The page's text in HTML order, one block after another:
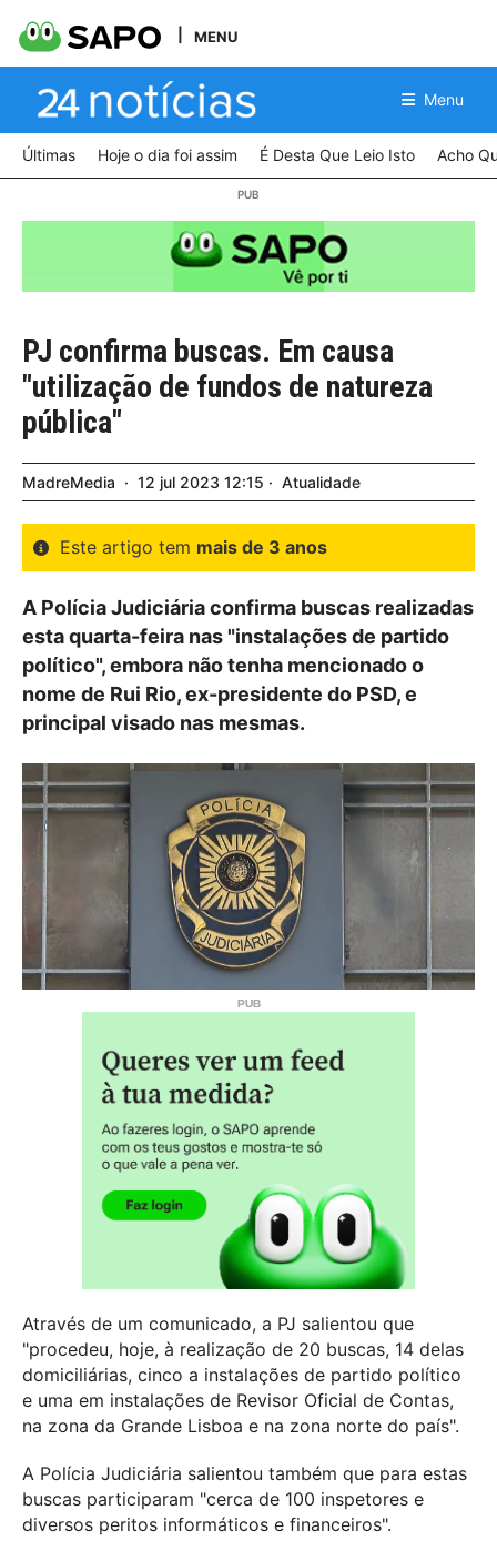
MENU
Menu
Últimas Hoje o dia foi assim É Desta Que Leio Isto Acho
PJ confirma buscas. Em causa
"utilização de fundos de natureza
pública"
MadreMedia 12 jul 2023 12:15 Atualidade
Este artigo tem mais de 3 anos
A Polícia Judiciária confirma buscas realizadas
esta quarta-feira nas "instalações de partido
político", embora não tenha mencionado o
nome de Rui Rio, ex-presidente do PSD, e
principal visado nas mesmas.
Através de um comunicado, a PJ salientou que
"procedeu, hoje, à realização de 20 buscas, 14 delas
domiciliárias, cinco a instalações de partido político
e uma em instalações de Revisor Oficial de Contas,
na zona da Grande Lisboa e na zona norte do país".
A Polícia Judiciária salientou também que para estas
buscas participaram "cerca de 100 inspetores e
diversos peritos informáticos e financeiros".